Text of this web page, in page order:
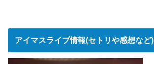
アイマスライブ情報(セトリや感想など)